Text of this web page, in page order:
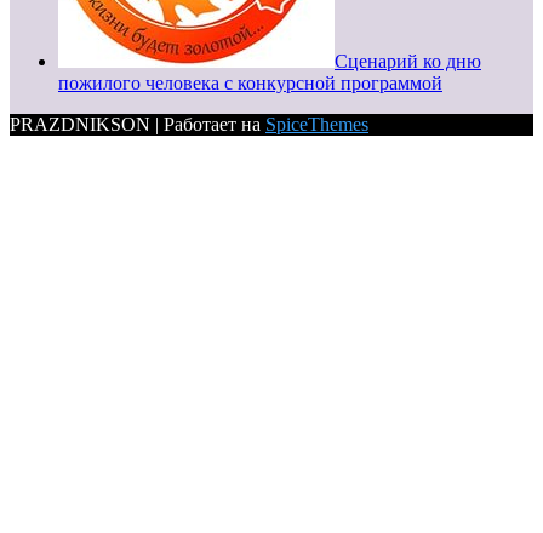
Сценарий ко дню
пожилого человека с конкурсной программой
PRAZDNIKSON | Работает на SpiceThemes